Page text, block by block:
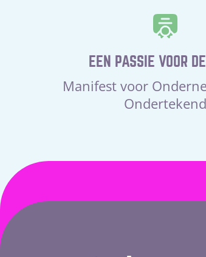
EEN PASSIE VOOR
Manifest voor
Ondertekend